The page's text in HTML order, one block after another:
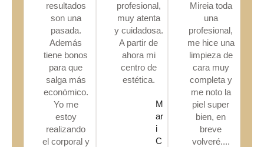
resultados
son una
pasada.
Además
tiene bonos
para que
salga más
económico.
Yo me
estoy
realizando
el corporal y
profesional,
muy atenta
y cuidadosa.
A partir de
ahora mi
centro de
estética.
M
ar
i
C
Mireia toda
una
profesional,
me hice una
limpieza de
cara muy
completa y
me noto la
piel super
bien, en
breve
volveré....